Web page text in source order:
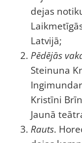
dejas
Latvijā;
Pēdējās
Steinuna
Kristīni
Jaunā
Rauts.